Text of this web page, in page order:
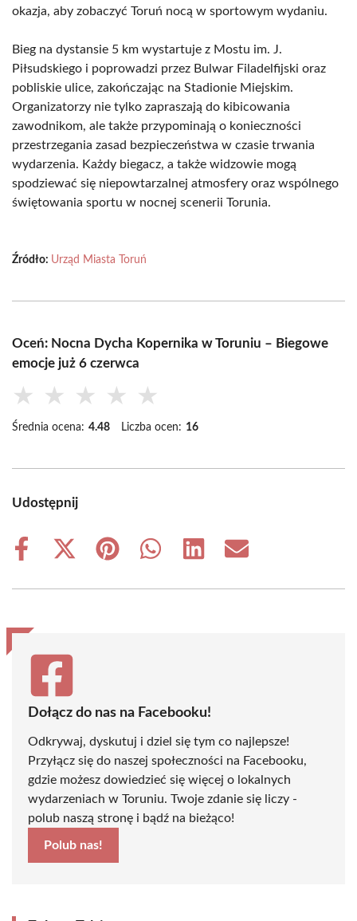
okazja, aby zobaczyć Toruń nocą w sportowym wydaniu.
Bieg na dystansie 5 km wystartuje z Mostu im. J.
Piłsudskiego i poprowadzi przez Bulwar Filadelfijski oraz
pobliskie ulice, zakończając na Stadionie Miejskim.
Organizatorzy nie tylko zapraszają do kibicowania
zawodnikom, ale także przypominają o konieczności
przestrzegania zasad bezpieczeństwa w czasie trwania
wydarzenia. Każdy biegacz, a także widzowie mogą
spodziewać się niepowtarzalnej atmosfery oraz wspólnego
świętowania sportu w nocnej scenerii Torunia.
Źródło: Urząd Miasta Toruń
Oceń: Nocna Dycha Kopernika w Toruniu – Biegowe
emocje już 6 czerwca
★ ★ ★ ★ ★
Średnia ocena: 4.48 Liczba ocen: 16
Udostępnij
Share
Share
(Twitter)
Share
Share
Share
Share
Dołącz do nas na Facebooku!
Odkrywaj, dyskutuj i dziel się tym co najlepsze!
Przyłącz się do naszej społeczności na Facebooku,
gdzie możesz dowiedzieć się więcej o lokalnych
wydarzeniach w Toruniu. Twoje zdanie się liczy -
polub naszą stronę i bądź na bieżąco!
Polub nas!